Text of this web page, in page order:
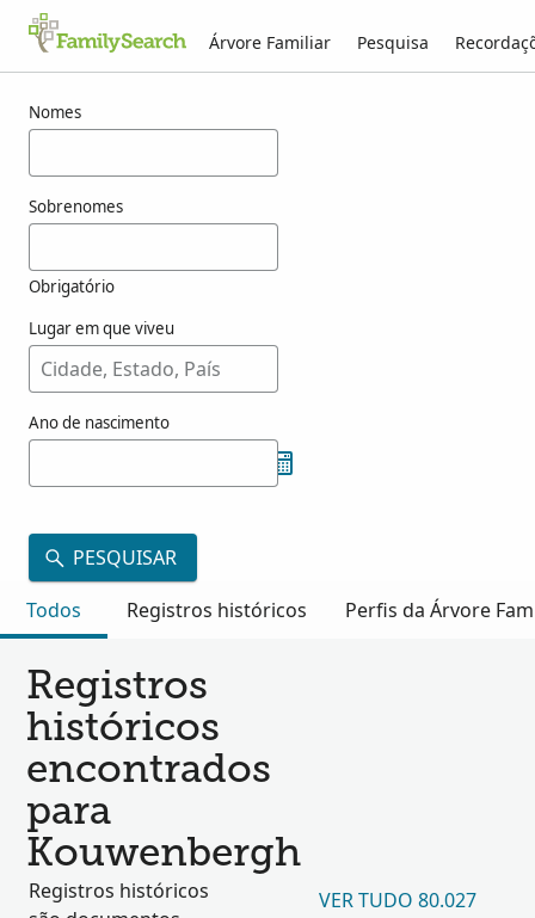
Árvore Familiar Pesquisa
Nomes
Sobrenomes
Obrigatório
Lugar em que viveu
Ano de nascimento
PESQUISAR
Todos
Registros históricos Perfis da Árvore
Registros
históricos
encontrados
para
Kouwenbergh
Registros históricos
VER TUDO 80.027